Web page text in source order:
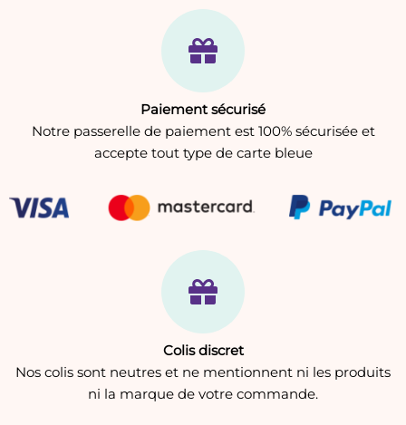
Paiement sécurisé
Notre passerelle de paiement est 100% sécurisée et
accepte tout type de carte bleue
Colis discret
Nos colis sont neutres et ne mentionnent ni les produits
ni la marque de votre commande.